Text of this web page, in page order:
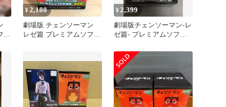
¥2,180
劇場版 チェンソーマン
レゼ篇 プレミアムソフビ
¥ 2,399
劇場版チェンソーマン-レ
ゼ篇- プレミアムソフビ